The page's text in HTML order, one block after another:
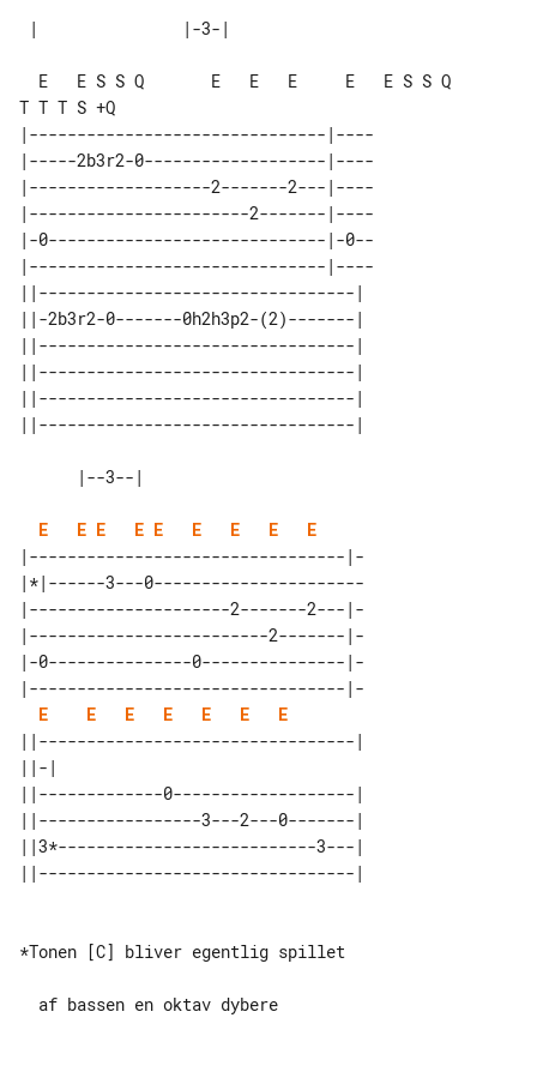
T T T S +Q
|-------------------------------|----
|-----2b3r2-0-------------------|----
|-------------------2-------2---|----
|-----------------------2-------|----
|-0-----------------------------|-0--
|-------------------------------|----
||---------------------------------|
||-2b3r2-0-------0h2h3p2-(2)-------|
||---------------------------------|
||---------------------------------|
||---------------------------------|
E E E E E E E E
E
|---------------------------------|-
|*|------3---0----------------------
|---------------------2-------2---|-
|-------------------------2-------|-
|-0---------------0---------------|-
|---------------------------------|-
E
E E E E E
E
||---------------------------------|
||-|
||-------------0-------------------|
||-----------------3---2---0-------|
||3*---------------------------3---|
*Tonen [C] bliver egentlig spillet